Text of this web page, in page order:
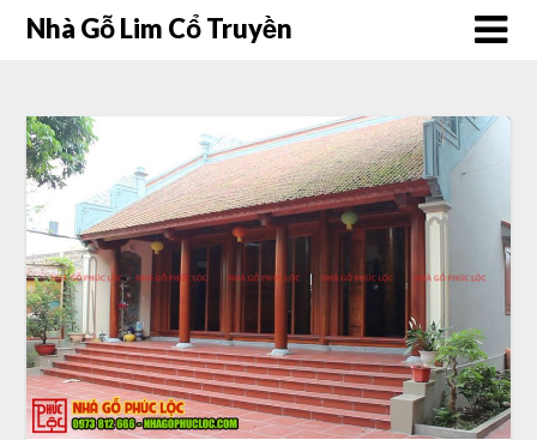
Nhà Gỗ Lim Cổ Truyền